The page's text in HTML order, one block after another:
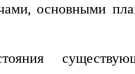
основными